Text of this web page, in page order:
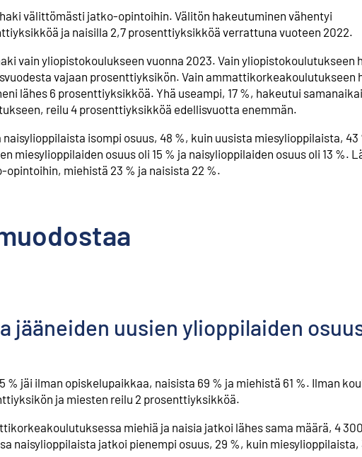
välittömästi jatko-opintoihin. Välitön hakeutuminen vähentyi
ja naisilla 2,7 prosenttiyksikköä verrattuna vuoteen 2022.
vain yliopistokoulukseen vuonna 2023. Vain yliopistokoulutukseen
vajaan prosenttiyksikön. Vain ammattikorkeakoulutukseen
lähes 6 prosenttiyksikköä. Yhä useampi, 17 %, hakeutui
reilu 4 prosenttiyksikköä edellisvuotta enemmän.
isompi osuus, 48 %, kuin uusista miesylioppilaista, 43
osuus oli 15 % ja naisylioppilaiden osuus oli 13 %.
miehistä 23 % ja naisista 22 %.
jääneiden uusien ylioppilaiden
% jäi ilman opiskelupaikkaa, naisista 69 % ja miehistä 61 %. Ilman
ja miesten reilu 2 prosenttiyksikköä.
miehiä ja naisia jatkoi lähes sama määrä, 4
naisylioppilaista jatkoi pienempi osuus, 29 %, kuin miesylioppilaista,